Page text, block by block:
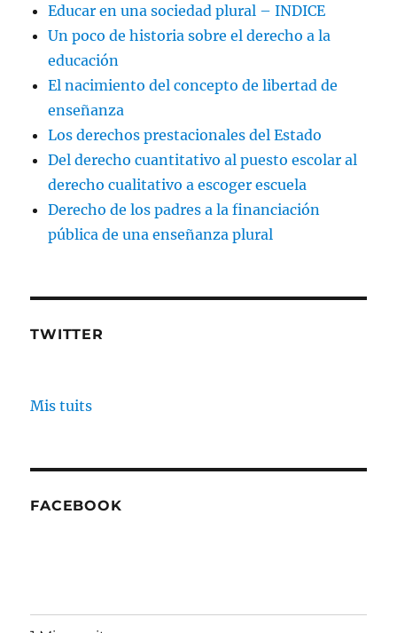
Educar en una sociedad plural – INDICE
Un poco de historia sobre el derecho a la
educación
El nacimiento del concepto de libertad de
enseñanza
Los derechos prestacionales del Estado
Del derecho cuantitativo al puesto escolar al
derecho cualitativo a escoger escuela
Derecho de los padres a la financiación
pública de una enseñanza plural
TWITTER
Mis tuits
FACEBOOK